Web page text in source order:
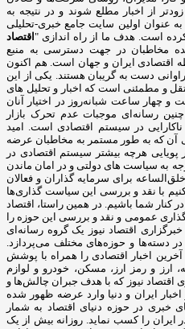
از اخبار مطلع شوند و در نتیجه به
به عنوان اولین سایت جامع خبری-تحلیلی
اقتصاد
مخاطبان در جهت دسترسی به منبع
اقتصادی ایران و جهان است. هم اکنون
دست به گریبان هستند. یکی از این
و مطمئنی است که اخبار و تحلیل های
و چهار ساعت شبانه‌روز در اختیار آنان
رسانه‌ای موجبات عدم تحرک بازار
در سیستم اقتصادی است. امید
آن که به طور مستمر به مخاطبان عرضه
هرچه بیشتر سیستم اقتصادی در
به سیاست های دولتی و در امان ماندن
برای سرمایه گذاران و فعالان
با نقد و بررسی این سیاست گذاری‌ها
شما باشیم. در همین راستا، اقتصاد
عمومی و نقد و بررسی این حوزه را
اقتصاد نیوز یک گروه رسانه‌ای
دسته‌ها و حوزه‌های مختلف می‌پردازد.
آخرین اخبار اقتصادی را همراه با پوشش
ارز و رمز ارز، مسکن، خودرو و لوازم
نیوز که با هدف جبران چالش‌ها و
ایران و دنیا وارد عرضه ظهور شده
خبری در حوزه دنیای اقتصاد به شمار
است رنک 18 الکسا در ایران را کسب نماید. روزانه بیش از یک